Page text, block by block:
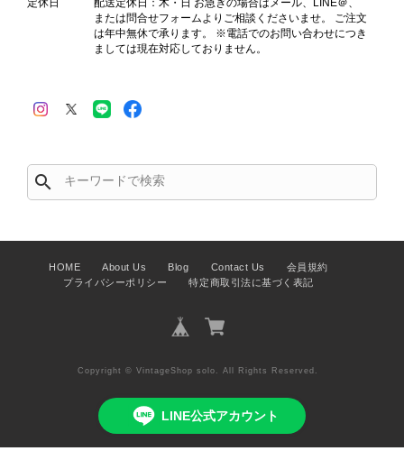
または問合せフォームよりご相談くださいませ。 ご注文
は年中無休で承ります。 ※電話でのお問い合わせにつき
ましては現在対応しておりません。
search
HOME About Us Blog Contact Us
会員規約
プライバシーポリシー
特定商取引法に基づく表記
Copyright © VintageShop solo. All Rights Reserved.
LINE公式アカウント